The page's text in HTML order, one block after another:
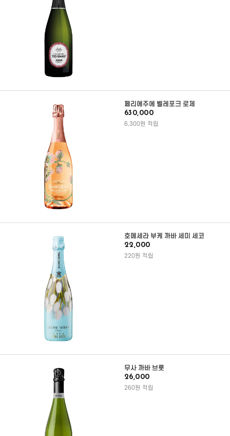
페리에주에 벨레포크 로제
630,000
6,300원 적립
호메세라 부케 까바 세미 세코
22,000
220원 적립
무사 까바 브룻
26,000
260원 적립